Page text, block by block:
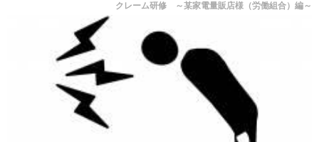
クレーム研修 ～某家電量販店様（労働組合）編～